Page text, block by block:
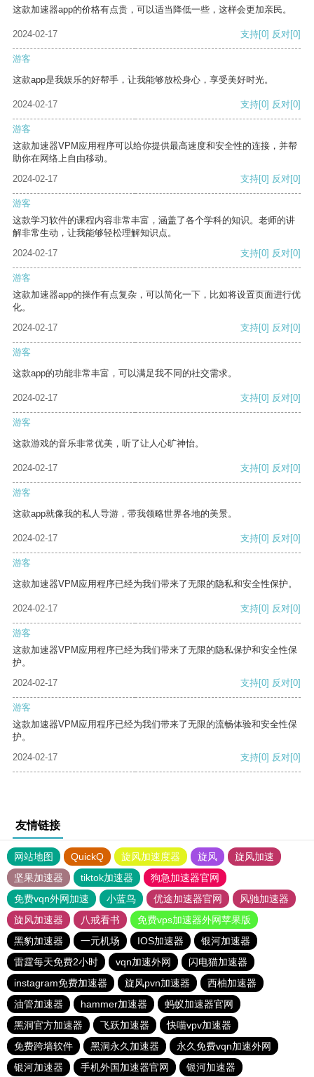
这款加速器app的价格有点贵，可以适当降低一些，这样会更加亲民。
2024-02-17 支持[0] 反对[0]
游客
这款app是我娱乐的好帮手，让我能够放松身心，享受美好时光。
2024-02-17 支持[0] 反对[0]
游客
这款加速器VPM应用程序可以给你提供最高速度和安全性的连接，并帮
助你在网络上自由移动。
2024-02-17
支持[0] 反对[0]
游客
这款学习软件的课程内容非常丰富，涵盖了各个学科的知识。老师的讲
解非常生动，让我能够轻松理解知识点。
2024-02-17
支持[0] 反对[0]
游客
这款加速器app的操作有点复杂，可以简化一下，比如将设置页面进行优
化。
2024-02-17
支持[0] 反对[0]
游客
这款app的功能非常丰富，可以满足我不同的社交需求。
2024-02-17 支持[0] 反对[0]
游客
这款游戏的音乐非常优美，听了让人心旷神怡。
2024-02-17 支持[0] 反对[0]
游客
这款app就像我的私人导游，带我领略世界各地的美景。
2024-02-17 支持[0] 反对[0]
游客
这款加速器VPM应用程序已经为我们带来了无限的隐私和安全性保护。
2024-02-17 支持[0] 反对[0]
游客
这款加速器VPM应用程序已经为我们带来了无限的隐私保护和安全性保
护。
2024-02-17
支持[0] 反对[0]
游客
这款加速器VPM应用程序已经为我们带来了无限的流畅体验和安全性保
护。
2024-02-17
支持[0] 反对[0]
友情链接
网站地图 QuickQ 旋风加速度器 旋风
旋风加速
坚果加速器
tiktok加速器
狗急加速器官网
免费vqn外网加速
小蓝鸟 优途加速器官网
风驰加速器
旋风加速器
八戒看书
免费vps加速器外网苹果版
黑豹加速器
一元机场 IOS加速器
银河加速器
雷霆每天免费2小时
vqn加速外网
闪电猫加速器
instagram免费加速器
旋风pvn加速器
西柚加速器
油管加速器
hammer加速器
蚂蚁加速器官网
黑洞官方加速器
飞跃加速器
快喵vpv加速器
免费跨墙软件
黑洞永久加速器
永久免费vqn加速外网
银河加速器
手机外国加速器官网 银河加速器